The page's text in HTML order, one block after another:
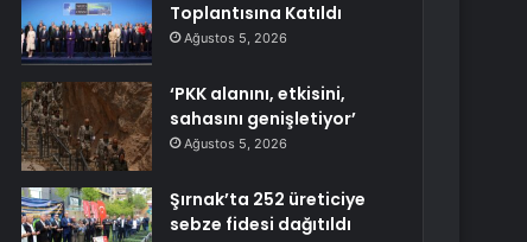
Toplantısına Katıldı
Ağustos 5, 2026
‘PKK alanını, etkisini,
sahasını genişletiyor’
Ağustos 5, 2026
Şırnak’ta 252 üreticiye
sebze fidesi dağıtıldı